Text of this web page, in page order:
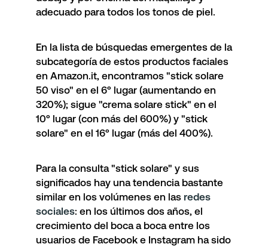
adecuado para todos los tonos de piel.
En la lista de búsquedas emergentes de la
subcategoría de estos productos faciales
en Amazon.it, encontramos "stick solare
50 viso" en el 6º lugar (aumentando en
320%); sigue "crema solare stick" en el
10º lugar (con más del 600%) y "stick
solare" en el 16º lugar (más del 400%).
Para la consulta "stick solare" y sus
significados hay una tendencia bastante
similar en los volúmenes en las redes
sociales: en los últimos dos años, el
crecimiento del boca a boca entre los
usuarios de Facebook e Instagram ha sido